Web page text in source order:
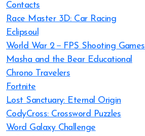
Contacts
Race Master 3D: Car Racing
Eclipsoul
World War 2－FPS Shooting Games
Masha and the Bear Educational
Chrono Travelers
Fortnite
Lost Sanctuary: Eternal Origin
CodyCross: Crossword Puzzles
Word Galaxy Challenge